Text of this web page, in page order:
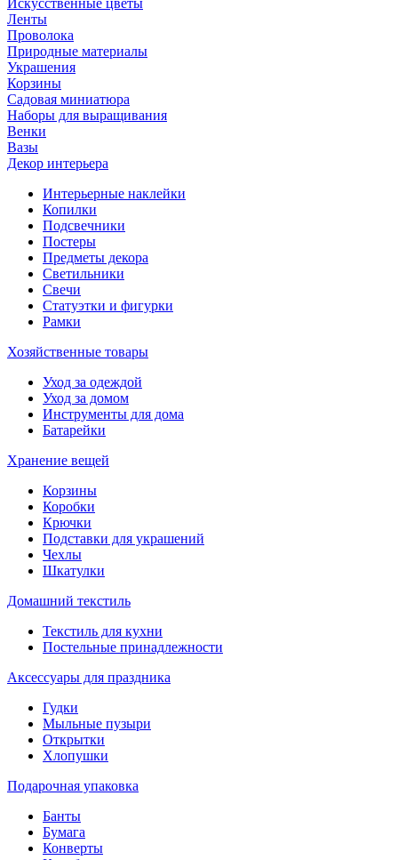
Искусственные цветы
Ленты
Проволока
Природные материалы
Украшения
Корзины
Садовая миниатюра
Наборы для выращивания
Венки
Вазы
Декор интерьера
Интерьерные наклейки
Копилки
Подсвечники
Постеры
Предметы декора
Светильники
Свечи
Статуэтки и фигурки
Рамки
Хозяйственные товары
Уход за одеждой
Уход за домом
Инструменты для дома
Батарейки
Хранение вещей
Корзины
Коробки
Крючки
Подставки для украшений
Чехлы
Шкатулки
Домашний текстиль
Текстиль для кухни
Постельные принадлежности
Аксессуары для праздника
Гудки
Мыльные пузыри
Открытки
Хлопушки
Подарочная упаковка
Банты
Бумага
Конверты